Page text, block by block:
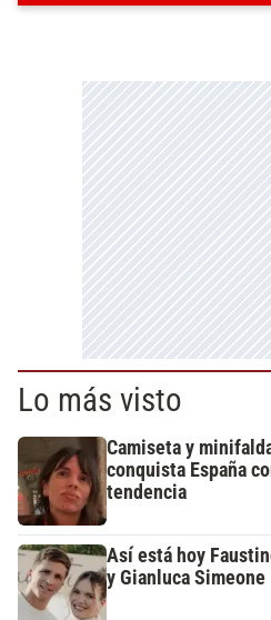
Lo más visto
Camiseta y
conquista España
tendencia
Así está hoy
y Gianluca Simeone